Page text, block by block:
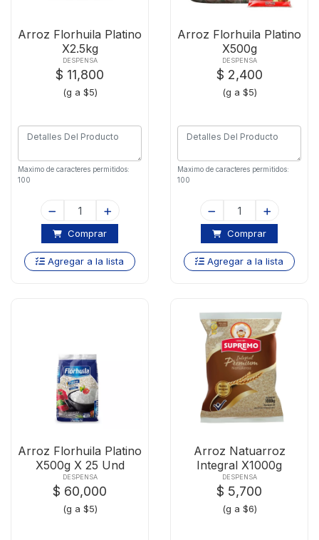
Arroz Florhuila Platino
X2.5kg
DESPENSA
$ 11,800
(g a $5)
Maximo de caracteres permitidos:
100
Comprar
Agregar a la lista
Arroz Florhuila Platino
X500g
DESPENSA
$ 2,400
(g a $5)
Maximo de caracteres permitidos:
100
Comprar
Agregar a la lista
Arroz Florhuila Platino
X500g X 25 Und
DESPENSA
$ 60,000
(g a $5)
Arroz Natuarroz
Integral X1000g
DESPENSA
$ 5,700
(g a $6)